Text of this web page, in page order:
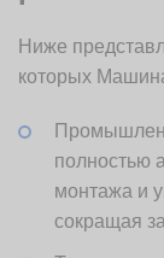
Ниже
которых
полностью
монтажа и
сокращая